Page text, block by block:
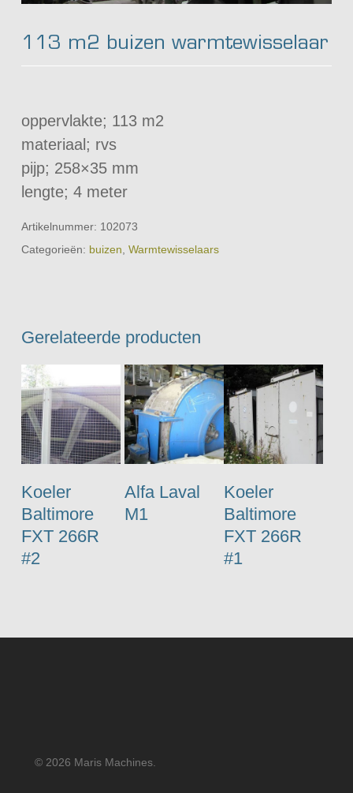
113 m2 buizen warmtewisselaar
oppervlakte; 113 m2
materiaal; rvs
pijp; 258×35 mm
lengte; 4 meter
Artikelnummer: 102073
Categorieën: buizen Warmtewisselaars
Gerelateerde producten
Koeler
Baltimore
FXT 266R
#2
Alfa Laval
M1
Koeler
Baltimore
FXT 266R
#1
© 2026 Maris Machines.